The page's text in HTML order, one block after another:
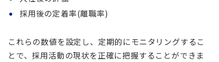
採用後の定着率(離職率)
これらの数値を設定し、定期的にモニタリングするこ
とで、採用活動の現状を正確に把握することができま